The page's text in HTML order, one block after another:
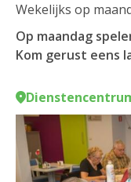
Wekelijks op
Op maandag
Kom gerust eens